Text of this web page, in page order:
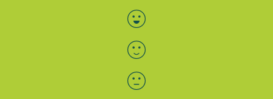
Bewertung auswählen